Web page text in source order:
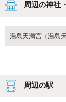
周辺の神社
湯島天満宮（湯島天
周辺の駅